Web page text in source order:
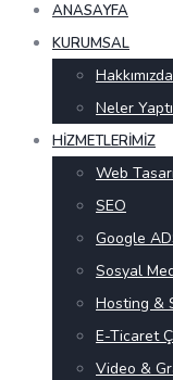
ANASAYFA
KURUMSAL
Hakkımızda
Neler
HIZMETLERIMIZ
Web
SEO
Google
Sosyal
Hosting &
E-Ticaret
Video &